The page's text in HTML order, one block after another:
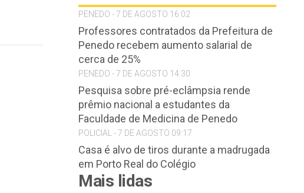
PENEDO - 7 DE AGOSTO 16:02
Professores contratados da Prefeitura de
Penedo recebem aumento salarial de
cerca de 25%
PENEDO - 7 DE AGOSTO 14:30
Pesquisa sobre pré-eclâmpsia rende
prêmio nacional a estudantes da
Faculdade de Medicina de Penedo
POLICIAL - 7 DE AGOSTO 09:17
Casa é alvo de tiros durante a madrugada
em Porto Real do Colégio
Mais lidas